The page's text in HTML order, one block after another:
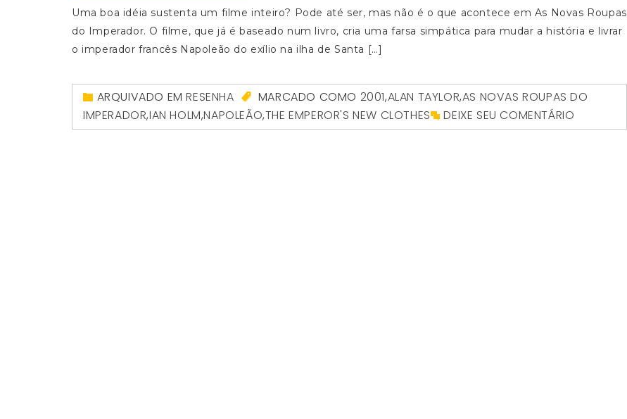
Uma boa idéia sustenta um filme inteiro? Pode até ser, mas não é o que acontece em As Novas Roupas
do Imperador. O filme, que já é baseado num livro, cria uma farsa simpática para mudar a história e livrar
o imperador francês Napoleão do exílio na ilha de Santa […]
ARQUIVADO EMRESENHA MARCADO COMO 2001,ALAN TAYLOR,AS NOVAS ROUPAS DO
IMPERADOR,IAN HOLM,NAPOLEÃO,THE EMPEROR'S NEW CLOTHES DEIXE SEU COMENTÁRIO